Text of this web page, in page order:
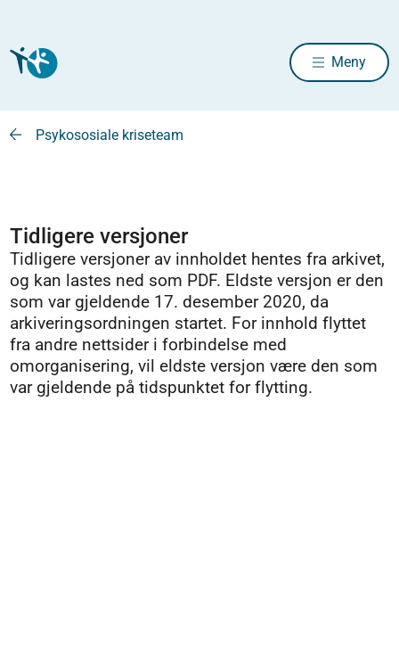
Meny
Psykososiale kriseteam
Tidligere versjoner
Tidligere versjoner av innholdet hentes fra arkivet,
og kan lastes ned som PDF. Eldste versjon er den
som var gjeldende 17. desember 2020, da
arkiveringsordningen startet. For innhold flyttet
fra andre nettsider i forbindelse med
omorganisering, vil eldste versjon være den som
var gjeldende på tidspunktet for flytting.